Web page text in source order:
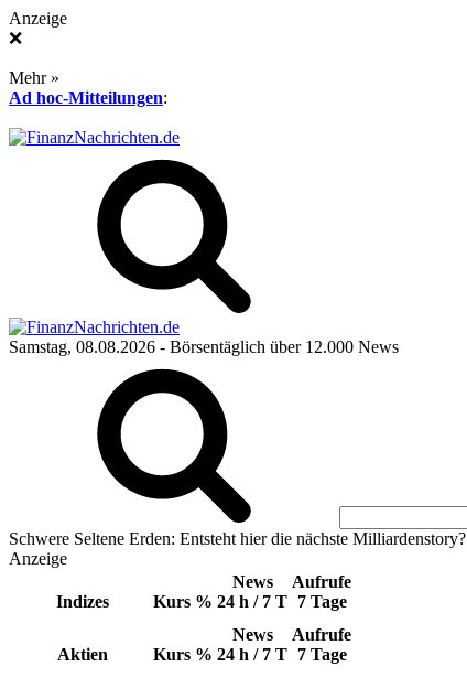
Anzeige
❌
Mehr »
Ad hoc-Mitteilungen:
Samstag, 08.08.2026 - Börsentäglich über 12.000 News
Schwere Seltene Erden: Entsteht hier die nächste Milliardenstory?
Anzeige
Indizes Kurs %
News
24 h / 7 T
Aufrufe
7 Tage
Aktien Kurs %
News
24 h / 7 T
Aufrufe
7 Tage